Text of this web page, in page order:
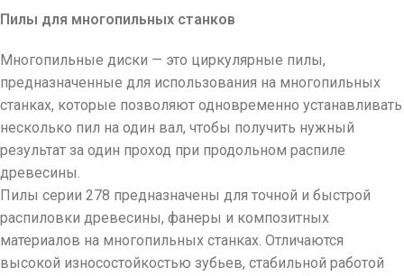
Пилы для многопильных станков
Многопильные диски — это циркулярные пилы,
предназначенные для использования на многопильных
станках, которые позволяют одновременно устанавливать
несколько пил на один вал, чтобы получить нужный
результат за один проход при продольном распиле
древесины.
Пилы серии 278 предназначены для точной и быстрой
распиловки древесины, фанеры и композитных
материалов на многопильных станках. Отличаются
высокой износостойкостью зубьев, стабильной работой